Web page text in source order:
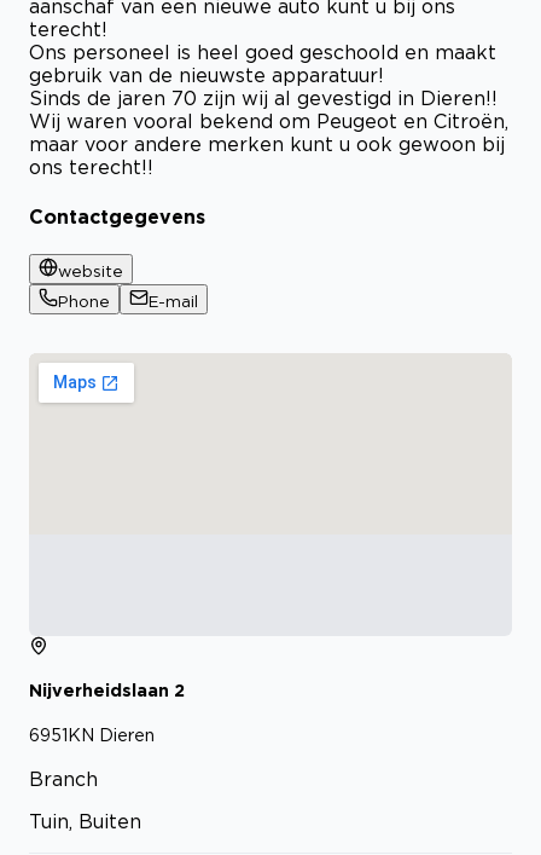
aanschaf van een nieuwe auto kunt u bij ons
terecht!
Ons personeel is heel goed geschoold en maakt
gebruik van de nieuwste apparatuur!
Sinds de jaren 70 zijn wij al gevestigd in Dieren!!
Wij waren vooral bekend om Peugeot en Citroën,
maar voor andere merken kunt u ook gewoon bij
ons terecht!!
Contactgegevens
website
Phone
E-mail
Nijverheidslaan 2
6951KN Dieren
Branch
Tuin, Buiten